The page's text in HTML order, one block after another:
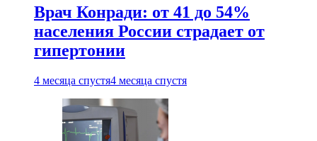
Врач Конради: от 41 до 54%
населения России страдает от
гипертонии
4 месяца спустя4 месяца спустя